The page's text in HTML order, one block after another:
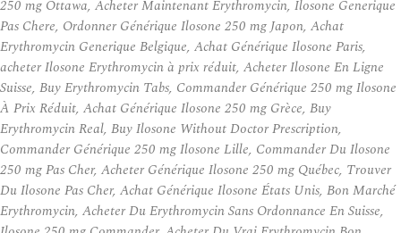
250 mg Ottawa, Acheter Maintenant Erythromycin, Ilosone Generique
Pas Chere, Ordonner Générique Ilosone 250 mg Japon, Achat
Erythromycin Generique Belgique, Achat Générique Ilosone Paris,
acheter Ilosone Erythromycin à prix réduit, Acheter Ilosone En Ligne
Suisse, Buy Erythromycin Tabs, Commander Générique 250 mg Ilosone
À Prix Réduit, Achat Générique Ilosone 250 mg Grèce, Buy
Erythromycin Real, Buy Ilosone Without Doctor Prescription,
Commander Générique 250 mg Ilosone Lille, Commander Du Ilosone
250 mg Pas Cher, Acheter Générique Ilosone 250 mg Québec, Trouver
Du Ilosone Pas Cher, Achat Générique Ilosone États Unis, Bon Marché
Erythromycin, Acheter Du Erythromycin Sans Ordonnance En Suisse,